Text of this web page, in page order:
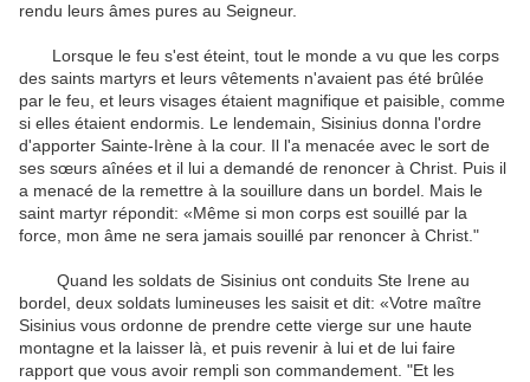
rendu leurs âmes pures au Seigneur.
Lorsque le feu s'est éteint , tout le monde a vu que les corps
des saints martyrs et leurs vêtements n'avaient pas été brûlée
par le feu et leurs visages étaient magnifique et paisible comme
si elles étaient endormis Le lendemain Sisinius donna l'ordre
d'apporter Sainte-Irène à la cour. Il l'a menacée avec le sort de
ses sœurs aînées et il lui a demandé de renoncer à Christ Puis il
a menacé de la remettre à la souillure dans un bordel. Mais le
saint martyr répondit: «Même si mon corps est souillé par la
force, mon âme ne sera jamais souillé par renoncer à Christ "
Quand les soldats de Sisinius ont conduits Ste Irene au
bordel deux soldats lumineuses les saisit et dit: «Votre maître
Sisinius vous ordonne de prendre cette vierge sur une haute
montagne et la laisser là et puis revenir à lui et de lui faire
rapport que vous avoir rempli son commandement "Et les